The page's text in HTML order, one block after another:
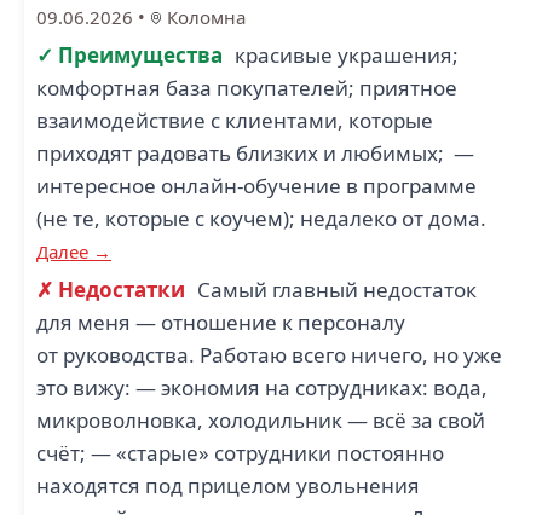
КОЛОМЕНСКИЙ
ЗАВОД (2)
09.06.2026 • Коломна
✓ Преимущества красивые украшения;
комфортная база покупателей; приятное
взаимодействие с клиентами, которые
приходят радовать близких и любимых; —
интересное онлайн-обучение в программе
(не те, которые с коучем); недалеко от дома.
Далее →
✗ Недостатки Самый главный недостаток
для меня — отношение к персоналу
от руководства. Работаю всего ничего, но уже
это вижу: — экономия на сотрудниках: вода,
микроволновка, холодильник — всё за свой
счёт; — «старые» сотрудники постоянно
находятся под прицелом увольнения